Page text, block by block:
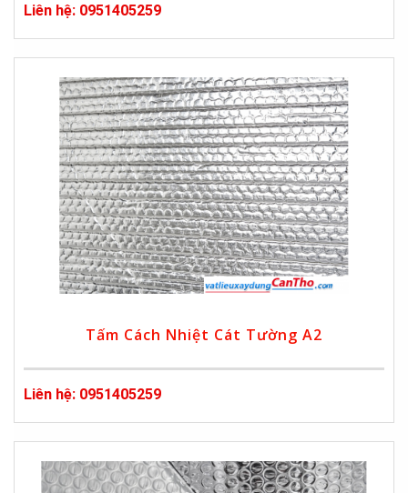
Liên hệ: 0951405259
Tấm Cách Nhiệt Cát Tường A2
Liên hệ: 0951405259